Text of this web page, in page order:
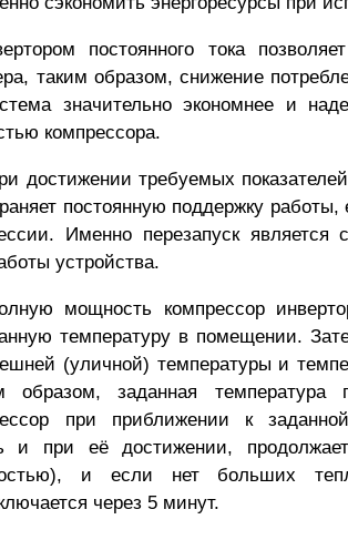
постоянного тока
таким образом, снижение
значительно экономнее и
компрессора.
достижении требуемых
постоянную поддержку работы,
Именно перезапуск является
устройства.
мощность компрессор
температуру в помещении.
(уличной) температуры и
образом, заданная температура
при приближении к
и при её достижении,
и если нет больших
через 5 минут.